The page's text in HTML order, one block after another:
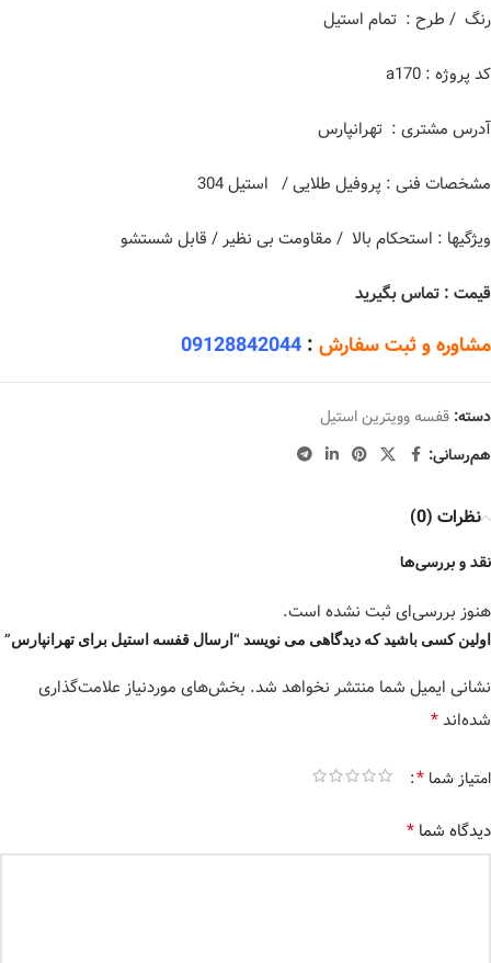
رنگ / طرح : تمام استیل
کد پروژه : a170
آدرس مشتری : تهرانپارس
مشخصات فنی : پروفیل طلایی / استیل 304
ویژگیها : استحکام بالا / مقاومت بی نظیر / قابل شستشو
قیمت : تماس بگیرید
مشاوره و ثبت سفارش :
09128842044
دسته: قفسه وویترین استیل
هم‌رسانی:
نظرات (0)
نقد و بررسی‌ها
هنوز بررسی‌ای ثبت نشده است.
اولین کسی باشید که دیدگاهی می نویسد “ارسال قفسه استیل برای تهرانپارس”
نشانی ایمیل شما منتشر نخواهد شد. بخش‌های موردنیاز علامت‌گذاری
شده‌اند*
امتیاز شما *
دیدگاه شما *